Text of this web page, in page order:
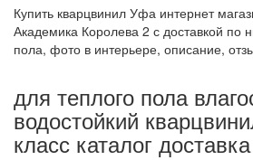
Купить кварцвинил Уфа интернет
Академика Королева 2 с доставкой по
пола, фото в интерьере, описание,
для теплого пола
водостойкий
класс каталог